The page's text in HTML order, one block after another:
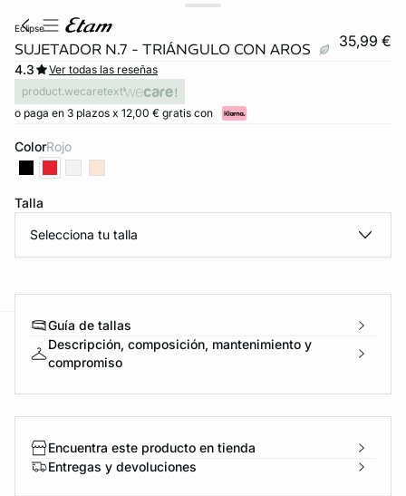
eclipse
SUJETADOR N.7 - TRIÁNGULO CON AROS 35,99 €
4.3
Ver todas las reseñas
product.wecaretext
o paga en 3 plazos x 12,00 € gratis con
Color rojo
Talla
Selecciona tu talla
Guía de tallas
Descripción, composición, mantenimiento y
compromiso
Encuentra este producto en tienda
Entregas y devoluciones